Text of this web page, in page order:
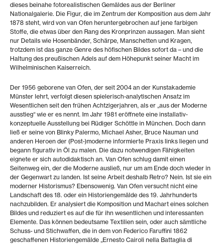
dieses beinahe fotorealistischen Gemäldes aus der Berliner
Nationalgalerie. Die Figur, die im Zentrum der Komposition aus dem Jahr
1878 steht, wird von van Ofen heruntergebrochen auf jene farbigen
Stoffe, die etwas über den Rang des Kronprinzen aussagen. Man sieht
nur Details wie Hosenbänder, Schärpe, Manschetten und Kragen,
trotzdem ist das ganze Genre des höfischen Bildes sofort da – und die
Haltung des preußischen Adels auf dem Höhepunkt seiner Macht im
Wilhelminischen Kaiserreich.
Der 1956 geborene van Ofen, der seit 2004 an der Kunstakademie
Münster lehrt, verfolgt diesen spielerisch-analytischen Ansatz im
Wesentlichen seit den frühen Achtzigerjahren, als er „aus der Moderne
ausstieg“ wie er es nennt. Im Jahr 1981 eröffnete eine installativ-
konzeptuelle Ausstellung bei Rüdiger Schöttle in München. Doch dann
ließ er seine von Blinky Palermo, Michael Asher, Bruce Nauman und
anderen Heroen der (Post-)moderne informierte Praxis links liegen und
begann figurativ in Öl zu malen. Die dazu notwendigen Fähigkeiten
eignete er sich autodidaktisch an. Van Ofen schlug damit einen
Seitenweg ein, der die Moderne ausließ, nur um am Ende doch wieder in
der Gegenwart zu landen. Ist seine Arbeit deshalb Retro? Nein. Ist sie ein
moderner Historismus? Ebensowenig. Van Ofen versucht nicht eine
Landschaft des 18. oder ein Historiengemälde des 19. Jahrhunderts
nachzubilden. Er analysiert die Komposition und Machart eines solchen
Bildes und reduziert es auf die für ihn wesentlichen und interessanten
Elemente. Das können bedeutsame Textilien sein, oder auch sämtliche
Schuss- und Stichwaffen, die in dem von Federico Faruffini 1862
geschaffenen Historiengemälde „Ernesto Cairoli nella Battaglia di